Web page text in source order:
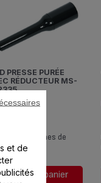
RÉDUCTEUR MS-
les pommes de
en purée
Ajouter au panier
et de